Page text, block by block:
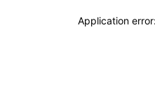
Application